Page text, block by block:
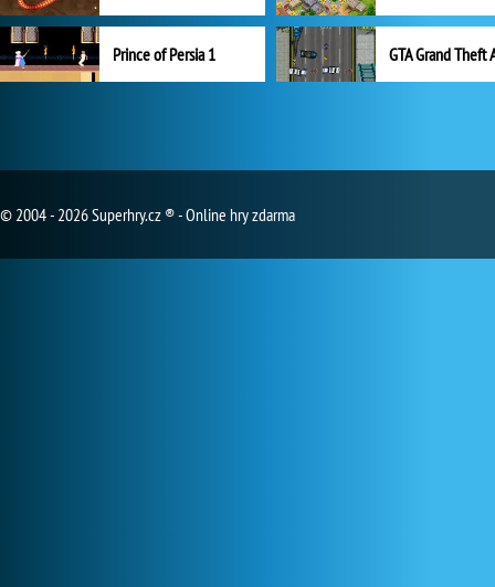
Prince of Persia 1 GTA Grand Theft
© 2004 - 2026 Superhry.cz ® - Online hry zdarma